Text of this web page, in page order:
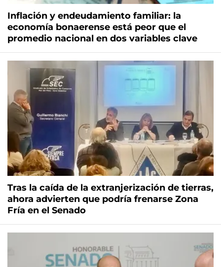
Inflación y endeudamiento familiar: la
economía bonaerense está peor que el
promedio nacional en dos variables clave
Tras la caída de la extranjerización de tierras,
ahora advierten que podría frenarse Zona
Fría en el Senado